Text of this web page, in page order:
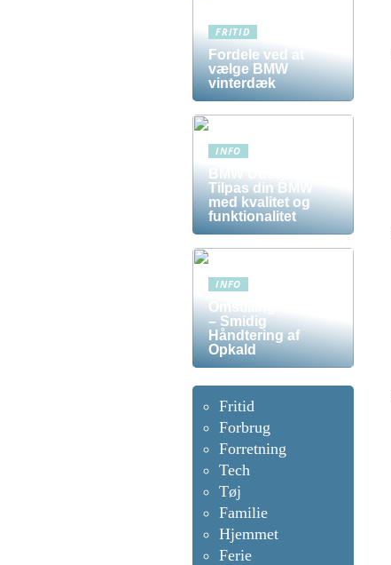
FRITID
Fordele ved at
vælge BMW
vinterdæk
INFO
BMW Udstyr –
Tilpas din BMW
med kvalitet og
funktionalitet
INFO
Omstilling Telefon
– Smidig
Håndtering af
Opkald
Fritid
Forbrug
Forretning
Tech
Tøj
Familie
Hjemmet
Ferie